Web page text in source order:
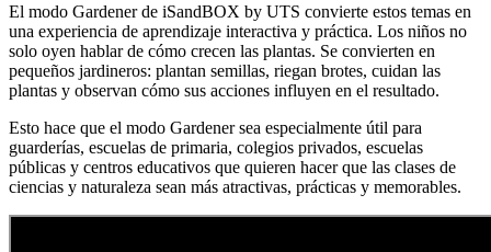
El modo Gardener de iSandBOX by UTS convierte estos temas en
una experiencia de aprendizaje interactiva y práctica. Los niños no
solo oyen hablar de cómo crecen las plantas. Se convierten en
pequeños jardineros: plantan semillas, riegan brotes, cuidan las
plantas y observan cómo sus acciones influyen en el resultado.
Esto hace que el modo Gardener sea especialmente útil para
guarderías, escuelas de primaria, colegios privados, escuelas
públicas y centros educativos que quieren hacer que las clases de
ciencias y naturaleza sean más atractivas, prácticas y memorables.